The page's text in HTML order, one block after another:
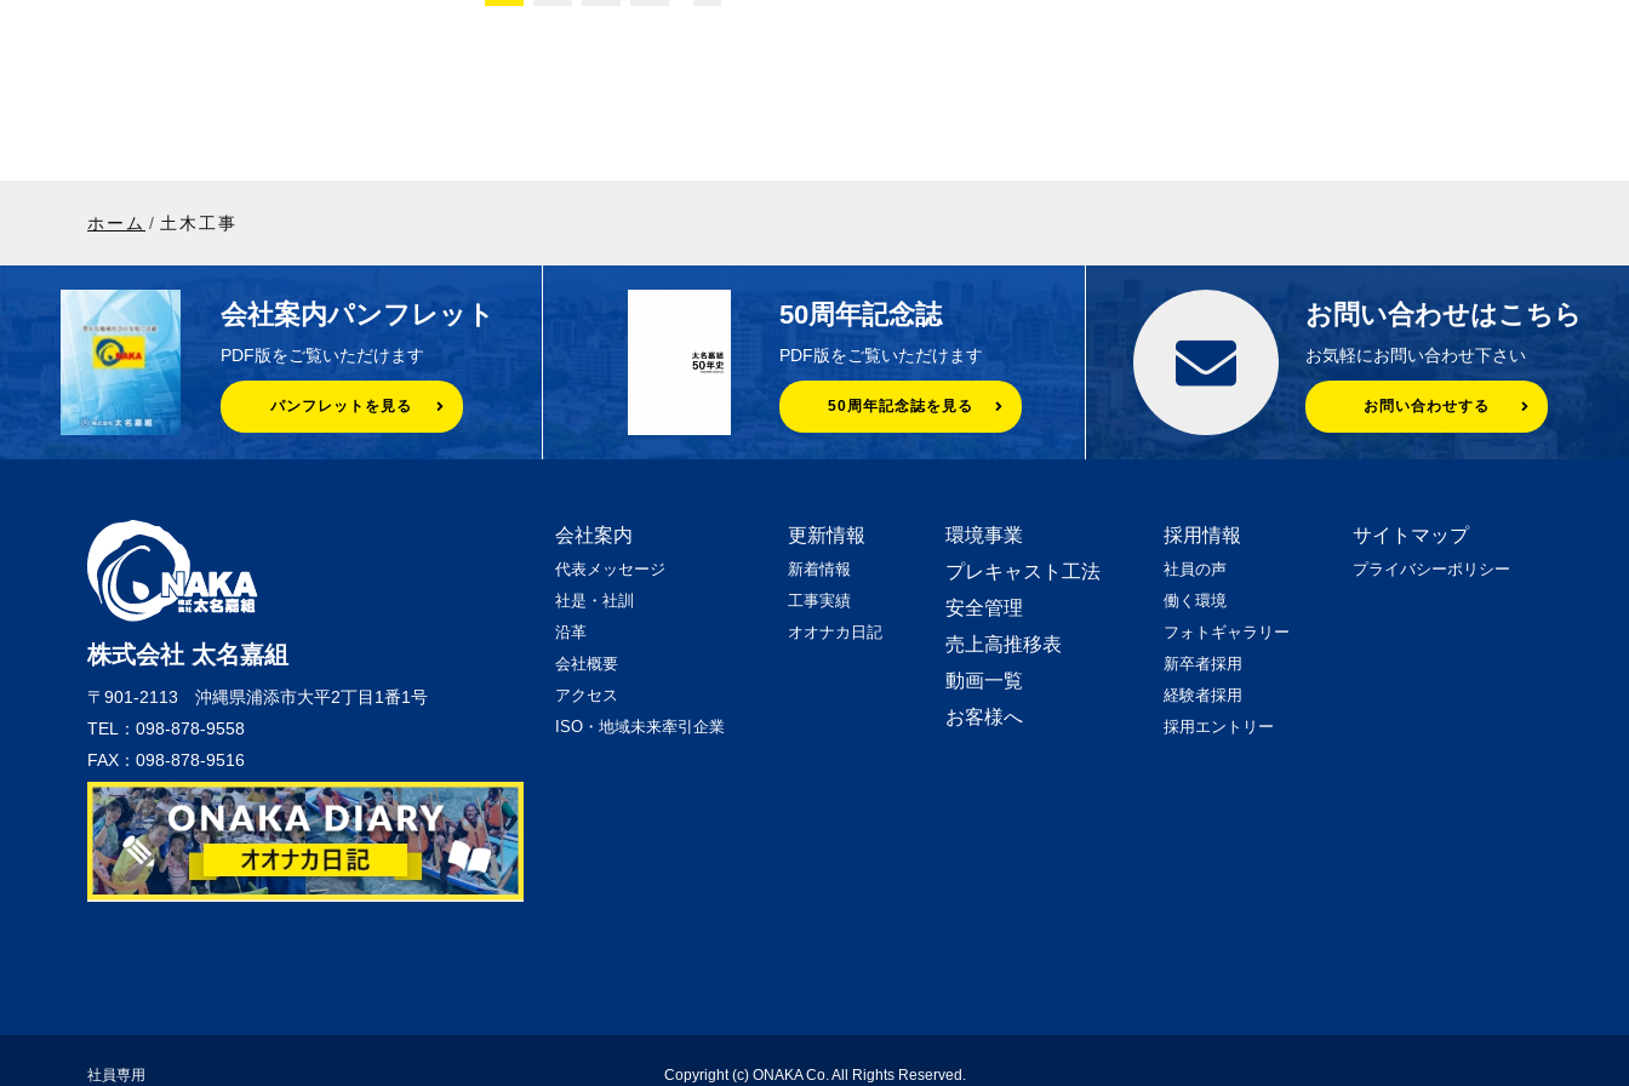
ホーム 土木工事
会社案内パンフレット
PDF版をご覧いただけます
パンフレットを見る
50周年記念誌
PDF版をご覧いただけます
50周年記念誌を見る
お問い合わせはこちら
お気軽にお問い合わせ下さい
お問い合わせする
株式会社 太名嘉組
〒901-2113 沖縄県浦添市大平2丁目1番1号
TEL：098-878-9558
FAX：098-878-9516
会社案内
代表メッセージ
社是・社訓
沿革
会社概要
アクセス
ISO・地域未来牽引企業
更新情報
新着情報
工事実績
オオナカ日記
環境事業
プレキャスト工法
安全管理
売上高推移表
動画一覧
お客様へ
採用情報
社員の声
働く環境
フォトギャラリー
新卒者採用
経験者採用
採用エントリー
サイトマップ
プライバシーポリシー
社員専用 Copyright (c) ONAKA Co. All Rights Reserved.